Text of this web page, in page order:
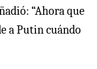
“Ahora que
a Putin cuándo